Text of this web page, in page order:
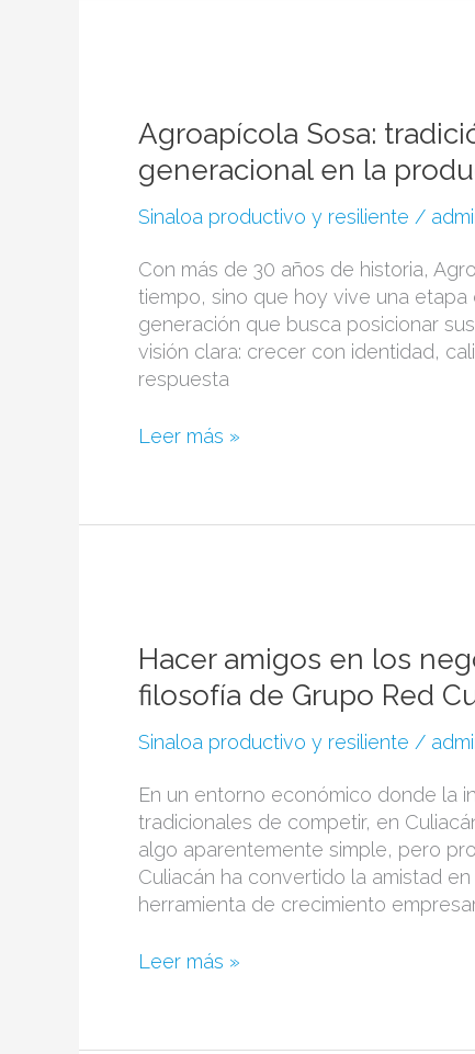
Agroapícola Sosa:
generacional en la
Sinaloa productivo y resiliente /
Con más de 30 años de historia,
tiempo, sino que hoy vive una
generación que busca posicionar
visión clara: crecer con identidad,
respuesta
tradición,
innovación
y
relevo
en
la
producción
de
miel
Sinaloa
Leer más »
Hacer amigos en los
filosofía de Grupo Red
Sinaloa productivo y resiliente /
En un entorno económico donde la
tradicionales de competir, en
algo aparentemente simple, pero
Culiacán ha convertido la amistad
herramienta de crecimiento
en
los
negocios
y
con
los
amigos:
filosofía
de
Red
Leer más »